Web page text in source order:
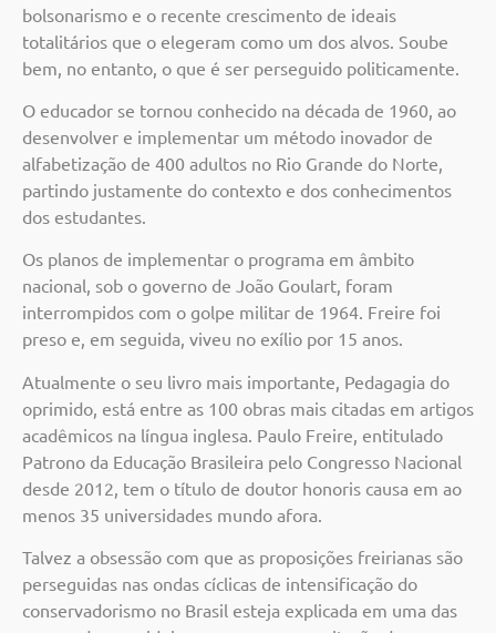
bolsonarismo e o recente crescimento de ideais
totalitários que o elegeram como um dos alvos. Soube
bem, no entanto, o que é ser perseguido politicamente.
O educador se tornou conhecido na década de 1960, ao
desenvolver e implementar um método inovador de
alfabetização de 400 adultos no Rio Grande do Norte,
partindo justamente do contexto e dos conhecimentos
dos estudantes.
Os planos de implementar o programa em âmbito
nacional, sob o governo de João Goulart, foram
interrompidos com o golpe militar de 1964. Freire foi
preso e, em seguida, viveu no exílio por 15 anos.
Atualmente o seu livro mais importante, Pedagagia do
oprimido, está entre as 100 obras mais citadas em artigos
acadêmicos na língua inglesa. Paulo Freire, entitulado
Patrono da Educação Brasileira pelo Congresso Nacional
desde 2012, tem o título de doutor honoris causa em ao
menos 35 universidades mundo afora.
Talvez a obsessão com que as proposições freirianas são
perseguidas nas ondas cíclicas de intensificação do
conservadorismo no Brasil esteja explicada em uma das